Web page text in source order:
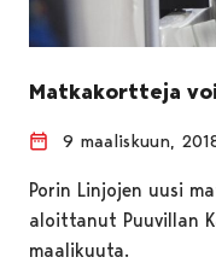
Matkakortteja
9 maaliskuun,
Porin Linjojen uusi
aloittanut Puuvillan
maalikuuta.